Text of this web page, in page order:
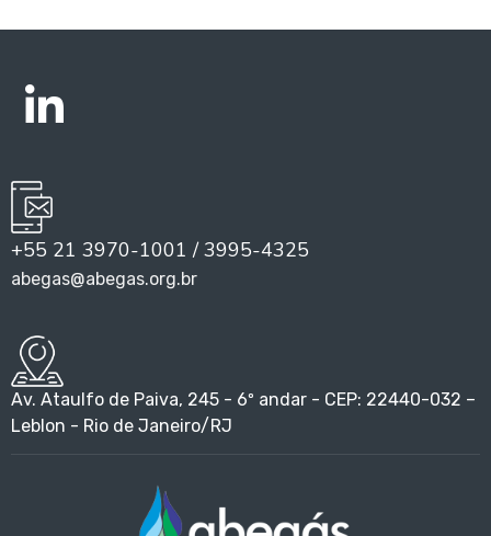
+55 21 3970-1001 / 3995-4325
abegas@abegas.org.br
Av. Ataulfo de Paiva, 245 - 6º andar - CEP: 22440-032 –
Leblon - Rio de Janeiro/RJ